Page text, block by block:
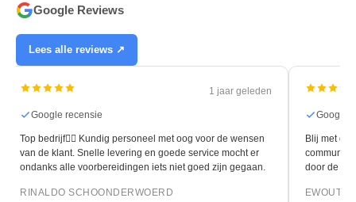
Google Reviews
Lees alle reviews ↗
1 jaar geleden
recensie
Kundig personeel met oog voor de wensen
Snelle levering en goede service mocht er
voorbereidingen iets niet goed zijn gegaan.
SCHOONDERWOERD
Google recensie
Blij met de nieuwe vloer.
communicatie en de
door de leggers van
EWOUT OONK